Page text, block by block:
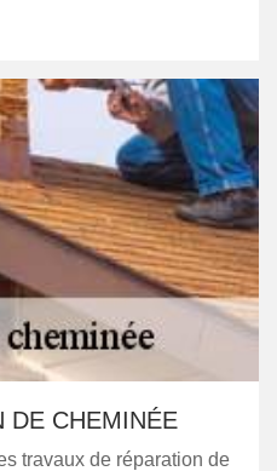
DE CHEMINÉE
travaux de réparation de